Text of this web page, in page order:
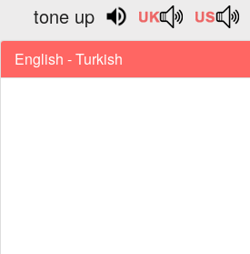
tone up
English - Turkish